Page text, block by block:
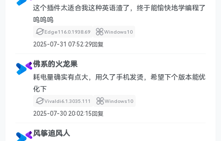
这个插件太适合我这种英语渣了，终于能愉快地学编程了
呜呜呜
Edge116.0.1938.69 Windows10
2025-07-31 07:52:29回复
佛系的火龙果
耗电量确实有点大，用久了手机发烫，希望下个版本能优
化下
Vivaldi6.1.3035.111 Windows10
2025-07-30 20:02:15回复
风筝追风人